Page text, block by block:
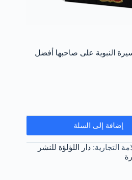
النبوية على صاحبها أفضل
إضافة إلى السلة
التجارية: دار اللؤلؤة للنشر